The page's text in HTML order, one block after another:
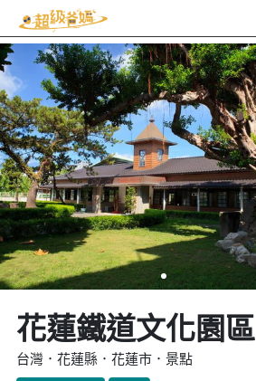
花蓮鐵道文化園區
台灣．花蓮縣．花蓮市．景點